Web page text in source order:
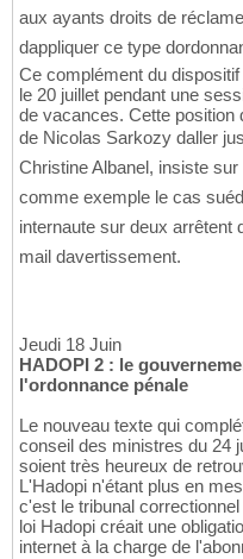
aux ayants droits de
dappliquer ce type
Ce complément du
le 20 juillet pendant une
de vacances. Cette position
de Nicolas Sarkozy daller
Christine Albanel, insiste sur
comme exemple le cas
internaute sur deux arrêtent
mail davertissement.
Jeudi 18 Juin
HADOPI 2 : le
l'ordonnance pénale
Le nouveau texte qui
conseil des ministres du 24
soient très heureux de
L'Hadopi n'étant plus en
c'est le tribunal
loi Hadopi créait une
internet à la charge de